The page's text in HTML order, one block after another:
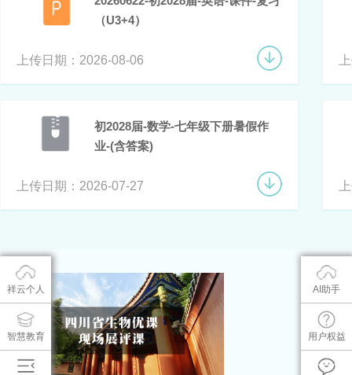
AI助手
用户权益
祥云个人
智慧教育
（U3+4）
上传日期：2026-08-06
初2028届-数学-七年级下册暑假作
业-(含答案)
上传日期：2026-07-27